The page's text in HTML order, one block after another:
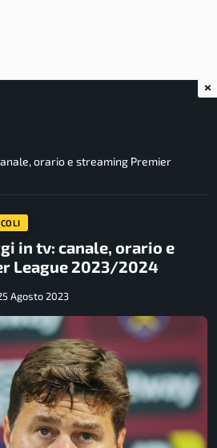
orario e streaming Premier
in tv: canale, orario e
League 2023/2024
Agosto 2023
×